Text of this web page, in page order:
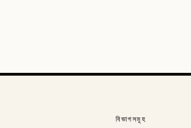
বিভাগসমূহ